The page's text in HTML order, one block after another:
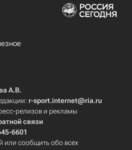
А.В.
r-sport.internet@ria.ru
релизов и рекламы
связи
6601
или сообщить обо всех